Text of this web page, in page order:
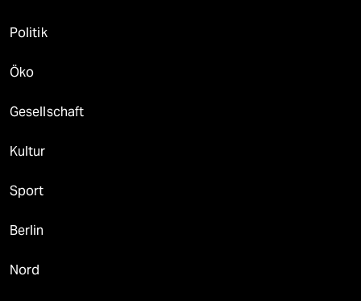
Politik
Öko
Gesellschaft
Kultur
Sport
Berlin
Nord